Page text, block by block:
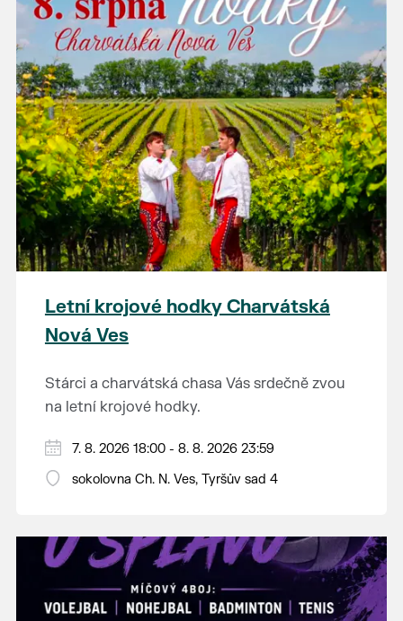
Letní krojové hodky Charvátská
Nová Ves
Stárci a charvátská chasa Vás srdečně zvou
na letní krojové hodky.
PÁTEK 7. srpna
18:00 - ruční stavění máje
14:00 - krojový průvod pro stárky od
hostince “U Buvola”
16:00 - odpolední zábava na sokolovně
21:00 - večerní zábava
7. 8. 2026 18:00 - 8. 8. 2026 23:59
sokolovna Ch. N. Ves, Tyršův sad 4